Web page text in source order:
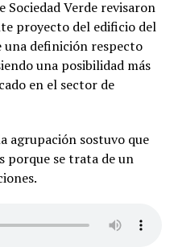
Verde revisaron
proyecto del edificio del
definición respecto
una posibilidad más
en el sector de
agrupación sostuvo que
porque se trata de un